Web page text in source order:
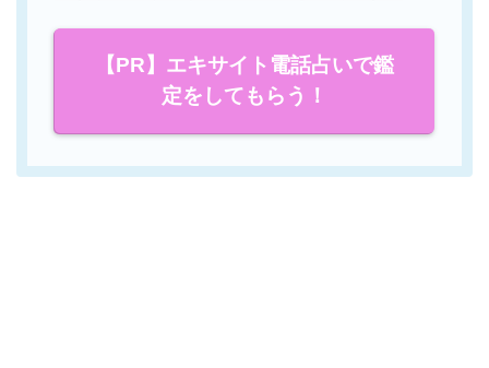
【PR】エキサイト電話占いで鑑
定をしてもらう！